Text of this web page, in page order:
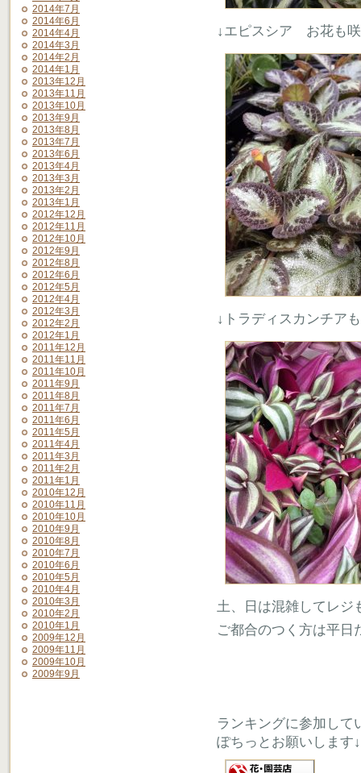
2014年7月
2014年6月
2014年4月
2014年3月
2014年2月
2014年1月
2013年12月
2013年11月
2013年10月
2013年9月
2013年8月
2013年7月
2013年6月
2013年4月
2013年3月
2013年2月
2013年1月
2012年12月
2012年11月
2012年10月
2012年9月
2012年8月
2012年6月
2012年5月
2012年4月
2012年3月
2012年2月
2012年1月
2011年12月
2011年11月
2011年10月
2011年9月
2011年8月
2011年7月
2011年6月
2011年5月
2011年4月
2011年3月
2011年2月
2011年1月
2010年12月
2010年11月
2010年10月
2010年9月
2010年8月
2010年7月
2010年6月
2010年5月
2010年4月
2010年3月
2010年2月
2010年1月
2009年12月
2009年11月
2009年10月
2009年9月
↓エピスシア お花も
↓トラディスカンチア
土、日は混雑してレジ
ご都合のつく方は平日
ランキングに参加して
ぽちっとお願いします↓